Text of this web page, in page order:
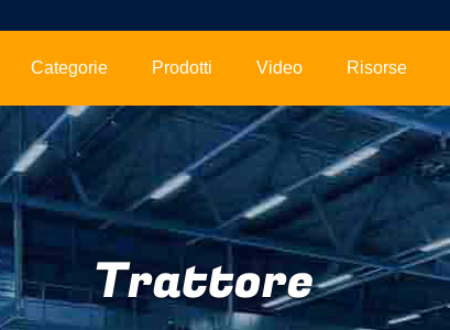
Categorie Prodotti Video Risorse
Trattore